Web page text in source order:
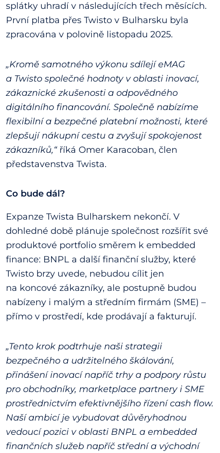
splátky uhradí v následujících třech měsících.
První platba přes Twisto v Bulharsku byla
zpracována v polovině listopadu 2025.
„Kromě samotného výkonu sdílejí eMAG
a Twisto společné hodnoty v oblasti inovací,
zákaznické zkušenosti a odpovědného
digitálního financování. Společně nabízíme
flexibilní a bezpečné platební možnosti, které
zlepšují nákupní cestu a zvyšují spokojenost
zákazníků,“říká Omer Karacoban, člen
představenstva Twista.
Co bude dál?
Expanze Twista Bulharskem nekončí. V
dohledné době plánuje společnost rozšířit své
produktové portfolio směrem k embedded
finance: BNPL a další finanční služby, které
Twisto brzy uvede, nebudou cílit jen
na koncové zákazníky, ale postupně budou
nabízeny i malým a středním firmám (SME) –
přímo v prostředí, kde prodávají a fakturují.
„Tento krok podtrhuje naši strategii
bezpečného a udržitelného škálování,
přinášení inovací napříč trhy a podpory růstu
pro obchodníky, marketplace partnery i SME
prostřednictvím efektivnějšího řízení cash flow.
Naší ambicí je vybudovat důvěryhodnou
vedoucí pozici v oblasti BNPL a embedded
finančních služeb napříč střední a východní